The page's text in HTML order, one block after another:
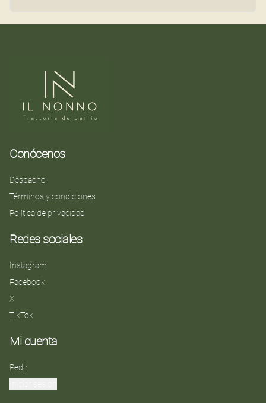
Conócenos
Despacho
Términos y condiciones
Política de privacidad
Redes sociales
Instagram
Facebook
X
TikTok
Mi cuenta
Pedir